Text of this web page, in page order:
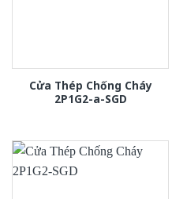
Cửa Thép Chống Cháy
2P1G2-a-SGD